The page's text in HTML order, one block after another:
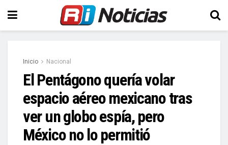
Inicio Nacional
El Pentágono quería volar
espacio aéreo mexicano tras
ver un globo espía, pero
México no lo permitió